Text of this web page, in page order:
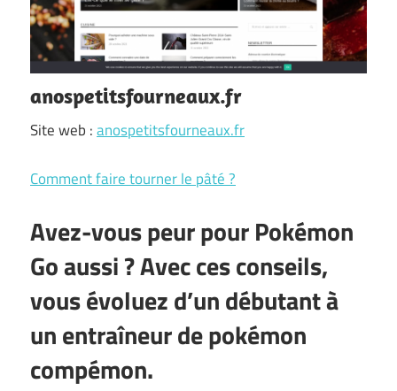
anospetitsfourneaux.fr
Site web :anospetitsfourneaux.fr
Comment faire tourner le pâté ?
Avez-vous peur pour Pokémon
Go aussi ? Avec ces conseils,
vous évoluez d’un débutant à
un entraîneur de pokémon
compémon.